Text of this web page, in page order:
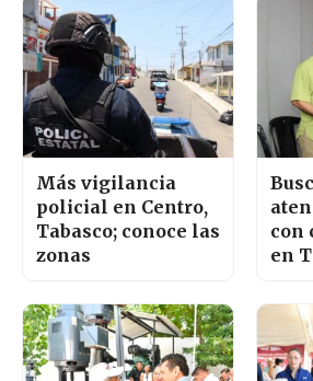
Más vigilancia
policial en Centro,
Tabasco; conoce las
zonas
con
en